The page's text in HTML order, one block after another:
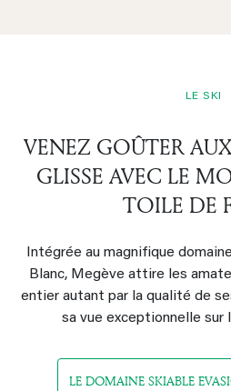
LE SKI
VENEZ GOÛTER
GLISSE AVEC LE
TOILE DE
Intégrée au magnifique
Blanc, Megève attire les
entier autant par la qualité de
sa vue exceptionnelle sur
LE DOMAINE SKIABLE